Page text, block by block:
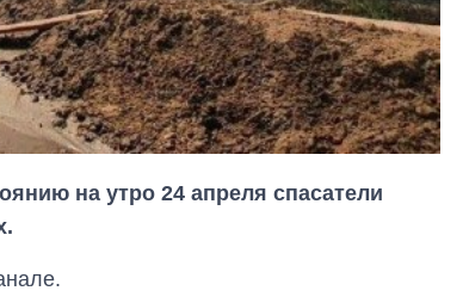
на утро 24 апреля спасатели